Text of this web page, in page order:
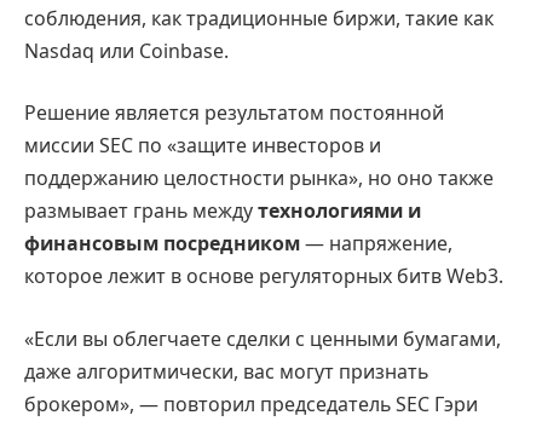
соблюдения, как традиционные биржи, такие как
Nasdaq или Coinbase.
Решение является результатом постоянной
миссии SEC по «защите инвесторов и
поддержанию целостности рынка», но оно также
размывает грань междутехнологиями и
финансовым посредником— напряжение,
которое лежит в основе регуляторных битв Web3.
«Если вы облегчаете сделки с ценными бумагами,
даже алгоритмически, вас могут признать
брокером», — повторил председатель SEC Гэри